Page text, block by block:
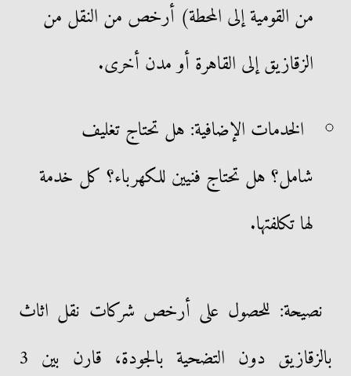
من القومية إلى المحطة) أرخص من النقل من
الزقازيق إلى القاهرة أو مدن أخرى.
الخدمات الإضافية: هل تحتاج تغليف
شامل؟ هل تحتاج فنيين للكهرباء؟ كل خدمة
لها تكلفتها.
نصيحة: للحصول على أرخص شركات نقل اثاث
بالزقازيق دون التضحية بالجودة، قارن بين 3